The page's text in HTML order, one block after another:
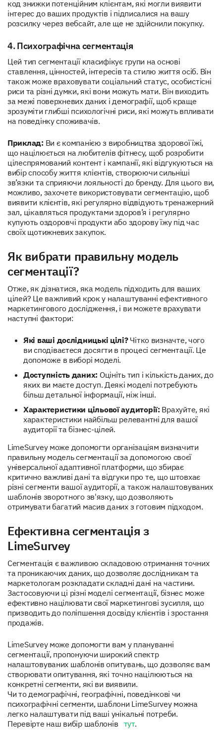
код знижки потенційним клієнтам, які могли виявити
інтерес до ваших продуктів і підписалися на вашу
розсилку через вебсайт, але ще не здійснили покупку.
4. Психографічна сегментація
Цей тип сегментації класифікує групи на основі
ставлення, цінностей, інтересів та стилю життя осіб. Він
також може враховувати соціальний статус, особистісні
риси та різні думки, які вони можуть мати. Він виходить
за межі поверхневих даних і демографії, щоб краще
зрозуміти глибші психологічні риси, які можуть впливати
на поведінку споживачів.
Приклад: Ви є компанією з виробництва здорової їжі,
що націлюється на любителів фітнесу, щоб розробити
цілеспрямований контент і кампанії, які відгукуються на
вибір способу життя клієнтів, створюючи сильніші
зв’язки та сприяючи лояльності до бренду. Для цього ви,
можливо, захочете використовувати сегментацію, щоб
виявити клієнтів, які регулярно відвідують тренажерний
зал, цікавляться продуктами здоров’я і регулярно
купують оздоровчі продукти або здорову їжу під час
своїх щотижневих закупок.
Як вибрати правильну модель
сегментації?
Отже, як дізнатися, яка модель підходить для ваших
цілей? Це важливий крок у налаштуванні ефективного
маркетингового дослідження, і ви можете врахувати
наступні фактори:
Які ваші дослідницькі цілі?Чітко визначте, чого
ви сподіваєтеся досягти в процесі сегментації. Це
допоможе в виборі моделі.
Доступність даних: Оцініть тип і кількість даних, до
яких ви маєте доступ. Деякі моделі потребують
більш детальної інформації, ніж інші.
Характеристики цільової аудиторії: Врахуйте, які
характеристики найбільш релевантні для вашої
аудиторії та бізнес-цілей.
LimeSurvey може допомогти організаціям визначити
правильну модель сегментації за допомогою своєї
універсальної адаптивної платформи, що збирає
критично важливі дані та відгуки про те, що штовхає
різні сегменти вашої аудиторії, а також налаштовуваних
шаблонів зворотного зв'язку, що дозволяють
отримувати багатий масив даних з готовим підходом.
Ефективна сегментація з
LimeSurvey
Сегментація є важливою складовою отримання точних
та проникаючих даних, що дозволяє дослідникам та
маркетологам розкладати складні дані на частини.
Застосовуючи ці різні моделі сегментації, бізнес може
ефективно націлювати свої маркетингові зусилля, що
призводить до поліпшення досвіду клієнтів і зростання
продажів.
LimeSurvey може допомогти вам у плануванні
сегментації, пропонуючи широкий спектр
налаштовуваних шаблонів опитувань, що дозволяє вам
створювати опитування, які точно націлюються на
конкретні сегменти, які ви виявили.
Чи то демографічні, географічні, поведінкові чи
психографічні сегменти, шаблони LimeSurvey можна
легко налаштувати під ваші унікальні потреби.
Перевірте наш вибір шаблонів тут.